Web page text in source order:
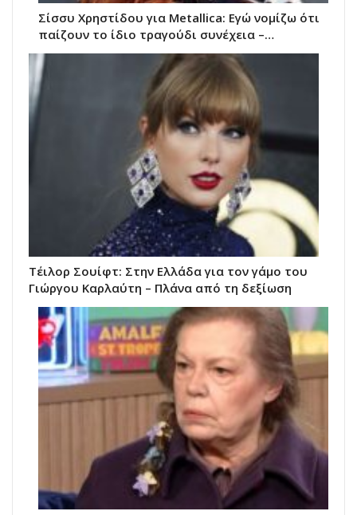
Σίσσυ Χρηστίδου για Metallica: Εγώ νομίζω ότι
παίζουν το ίδιο τραγούδι συνέχεια –…
Τέιλορ Σουίφτ: Στην Ελλάδα για τον γάμο του
Γιώργου Καρλαύτη – Πλάνα από τη δεξίωση